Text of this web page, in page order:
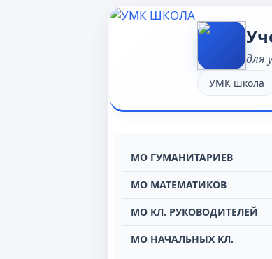
для
УМК школа
МО ГУМАНИТАРИЕВ
МО МАТЕМАТИКОВ
МО КЛ. РУКОВОДИТЕЛЕЙ
МО НАЧАЛЬНЫХ КЛ.